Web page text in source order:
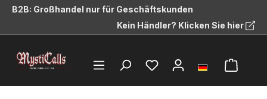
springen
B2B: Großhandel nur für Geschäftskunden
Kein Händler? Klicken Sie hier